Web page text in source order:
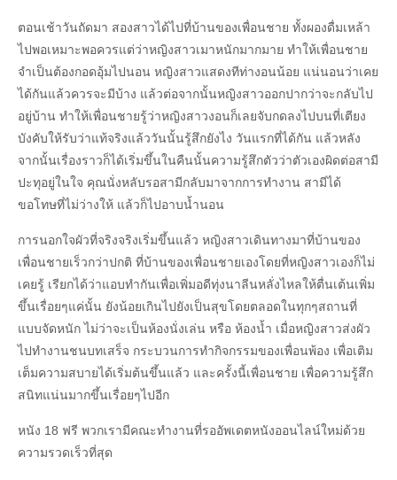
ตอนเช้าวันถัดมา สองสาวได้ไปที่บ้านของเพื่อนชาย ทั้งผองดื่มเหล้า
ไปพอเหมาะพอควรแต่ว่าหญิงสาวเมาหนักมากมาย ทำให้เพื่อนชาย
จำเป็นต้องกอดอุ้มไปนอน หญิงสาวแสดงทีท่างอนน้อย แน่นอนว่าเคย
ได้กันแล้วควรจะมีบ้าง แล้วต่อจากนั้นหญิงสาวออกปากว่าจะกลับไป
อยู่บ้าน ทำให้เพื่อนชายรู้ว่าหญิงสาวงอนก็เลยจับกดลงไปบนที่เตียง
บังคับให้รับว่าแท้จริงแล้ววันนั้นรู้สึกยังไง วันแรกที่ได้กัน แล้วหลัง
จากนั้นเรื่องราวก็ได้เริ่มขึ้นในคืนนั้นความรู้สึกตัวว่าตัวเองผิดต่อสามี
ปะทุอยู่ในใจ คุณนั่งหลับรอสามีกลับมาจากการทำงาน สามีได้
ขอโทษที่ไม่ว่างให้ แล้วก็ไปอาบน้ำนอน
การนอกใจผัวที่จริงจริงเริ่มขึ้นแล้ว หญิงสาวเดินทางมาที่บ้านของ
เพื่อนชายเร็วกว่าปกติ ที่บ้านของเพื่อนชายเองโดยที่หญิงสาวเองก็ไม่
เคยรู้ เรียกได้ว่าแอบทำกันเพื่อเพิ่มอดีทุ่งนาลีนหลั่งไหลให้ตื่นเต้นเพิ่ม
ขึ้นเรื่อยๆแค่นั้น ยังน้อยเกินไปยังเป็นสุขโดยตลอดในทุกๆสถานที่
แบบจัดหนัก ไม่ว่าจะเป็นห้องนั่งเล่น หรือ ห้องน้ำ เมื่อหญิงสาวส่งผัว
ไปทำงานชนบทเสร็จ กระบวนการทำกิจกรรมของเพื่อนพ้อง เพื่อเติม
เต็มความสบายได้เริ่มต้นขึ้นแล้ว และครั้งนี้เพื่อนชาย เพื่อความรู้สึก
สนิทแน่นมากขึ้นเรื่อยๆไปอีก
หนัง 18 ฟรี พวกเรามีคณะทำงานที่รออัพเดตหนังออนไลน์ใหม่ด้วย
ความรวดเร็วที่สุด